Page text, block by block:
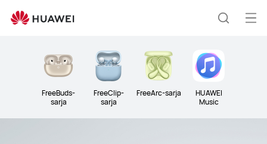
FreeBuds-
sarja
FreeClip-
sarja
FreeArc-sarja
HUAWEI
Music